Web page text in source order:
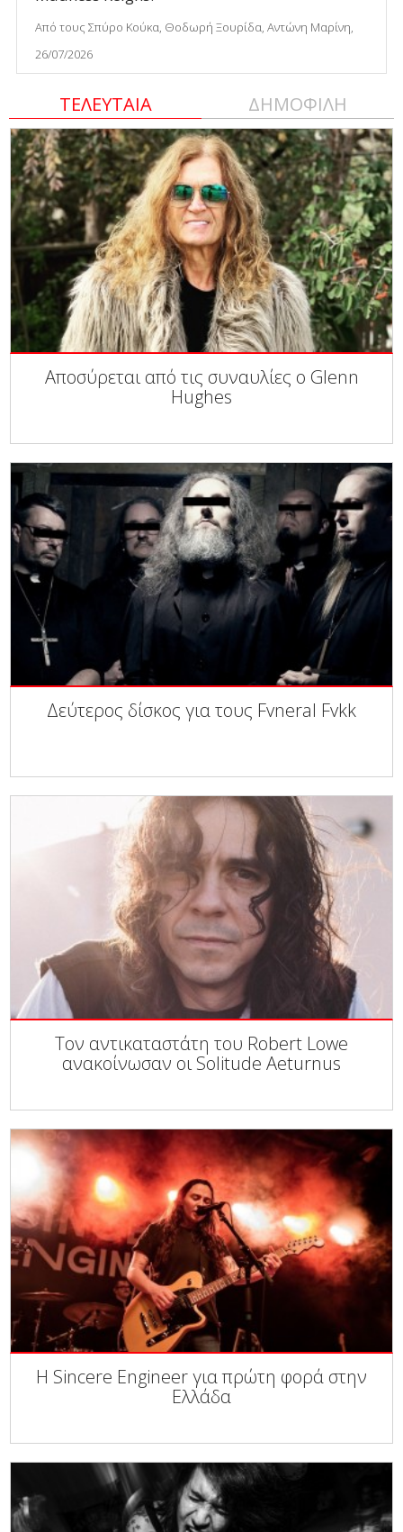
Από τους Σπύρο Κούκα, Θοδωρή Ξουρίδα, Αντώνη Μαρίνη,
26/07/2026
ΤΕΛΕΥΤΑΙΑ ΔΗΜΟΦΙΛΗ
Αποσύρεται από τις συναυλίες ο Glenn
Hughes
Δεύτερος δίσκος για τους Fvneral Fvkk
Τον αντικαταστάτη του Robert Lowe
ανακοίνωσαν οι Solitude Aeturnus
Η Sincere Engineer για πρώτη φορά στην
Ελλάδα